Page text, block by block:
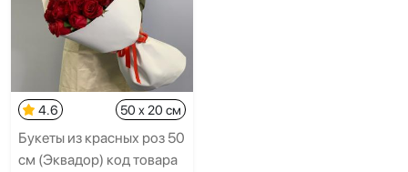
4.6 50 x 20 см
Букеты из красных роз 50
см (Эквадор) код товара